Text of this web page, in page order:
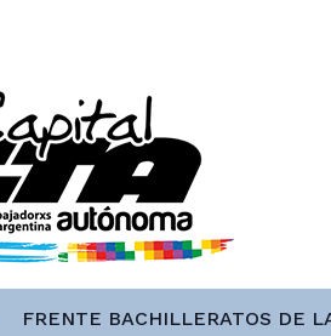
FRENTE BACHILLERATOS DE